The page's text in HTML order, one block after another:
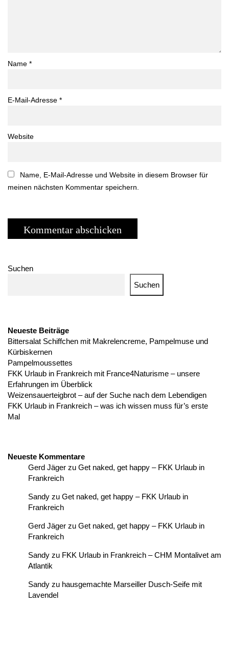
Name *
E-Mail-Adresse *
Website
Name, E-Mail-Adresse und Website in diesem Browser für
meinen nächsten Kommentar speichern.
Suchen
Suchen
Neueste Beiträge
Bittersalat Schiffchen mit Makrelencreme, Pampelmuse und
Kürbiskernen
Pampelmoussettes
FKK Urlaub in Frankreich mit France4Naturisme – unsere
Erfahrungen im Überblick
Weizensauerteigbrot – auf der Suche nach dem Lebendigen
FKK Urlaub in Frankreich – was ich wissen muss für’s erste
Mal
Neueste Kommentare
Gerd Jäger zu Get naked, get happy – FKK Urlaub in
Frankreich
Sandy zu Get naked, get happy – FKK Urlaub in
Frankreich
Gerd Jäger zu Get naked, get happy – FKK Urlaub in
Frankreich
Sandy zu FKK Urlaub in Frankreich – CHM Montalivet am
Atlantik
Sandy zu hausgemachte Marseiller Dusch-Seife mit
Lavendel